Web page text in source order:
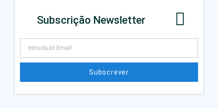
Subscrição Newsletter
Subscrever